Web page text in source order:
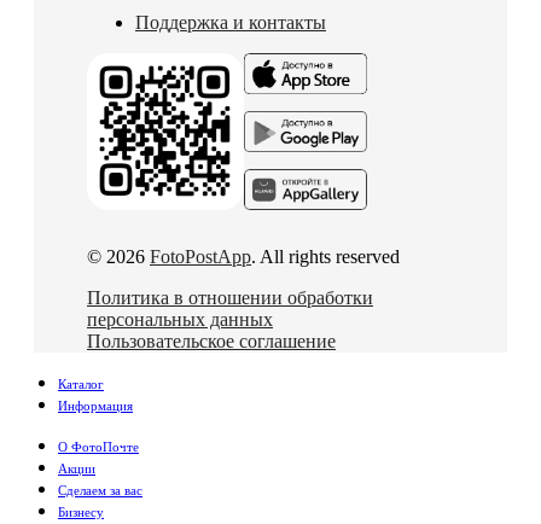
Поддержка и контакты
© 2026 FotoPostApp. All rights reserved
Политика в отношении обработки
персональных данных
Пользовательское соглашение
Каталог
Информация
О ФотоПочте
Акции
Сделаем за вас
Бизнесу